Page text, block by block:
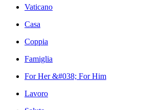
Vaticano
Casa
Coppia
Famiglia
For Her &#038; For Him
Lavoro